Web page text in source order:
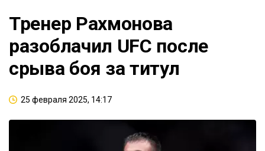
Тренер Рахмонова
разоблачил UFC после
срыва боя за титул
25 февраля 2025, 14:17